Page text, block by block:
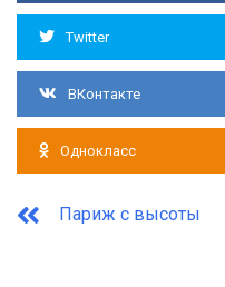
Twitter
ВКонтакте
Однокласс
Париж с высоты